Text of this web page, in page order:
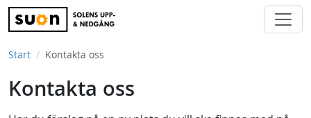
Start Kontakta oss
Kontakta oss